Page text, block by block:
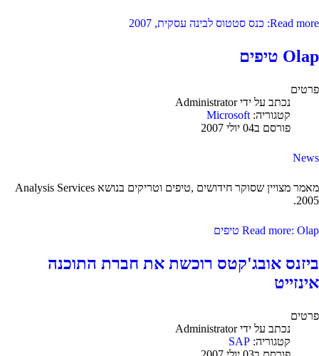
Read more: כנס סטטוס לבינה עסקית, 2007
Olap טיפים
פרטים
נכתב על ידיAdministrator
קטגוריה: Microsoft
פורסם ב04 יולי 2007
News
מאמר מצויין שסוקר חידושים ,טיפים וטריקים בנושא Analysis Services
2005.
Read more: Olap טיפים
ביזנס אובג'קטס רוכשת את חברת התוכנה
אינזייט
פרטים
נכתב על ידיAdministrator
קטגוריה: SAP